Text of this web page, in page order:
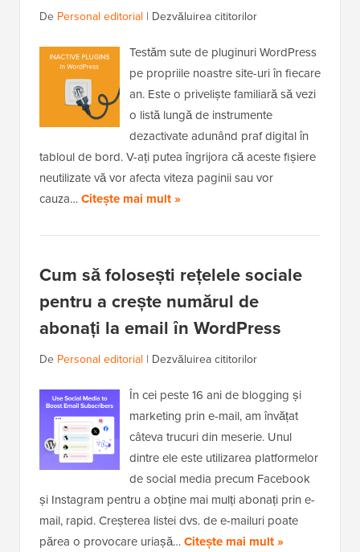
De Personal editorial | Dezvăluirea cititorilor
Testăm sute de pluginuri WordPress
pe propriile noastre site-uri în fiecare
an. Este o priveliște familiară să vezi
o listă lungă de instrumente
dezactivate adunând praf digital în
tabloul de bord. V-ați putea îngrijora că aceste fișiere
neutilizate vă vor afecta viteza paginii sau vor
cauza…Citește mai mult »
Cum să folosești rețelele sociale
pentru a crește numărul de
abonați la email în WordPress
De Personal editorial | Dezvăluirea cititorilor
În cei peste 16 ani de blogging și
marketing prin e-mail, am învățat
câteva trucuri din meserie. Unul
dintre ele este utilizarea platformelor
de social media precum Facebook
și Instagram pentru a obține mai mulți abonați prin e-
mail, rapid. Creșterea listei dvs. de e-mailuri poate
părea o provocare uriașă…Citește mai mult »